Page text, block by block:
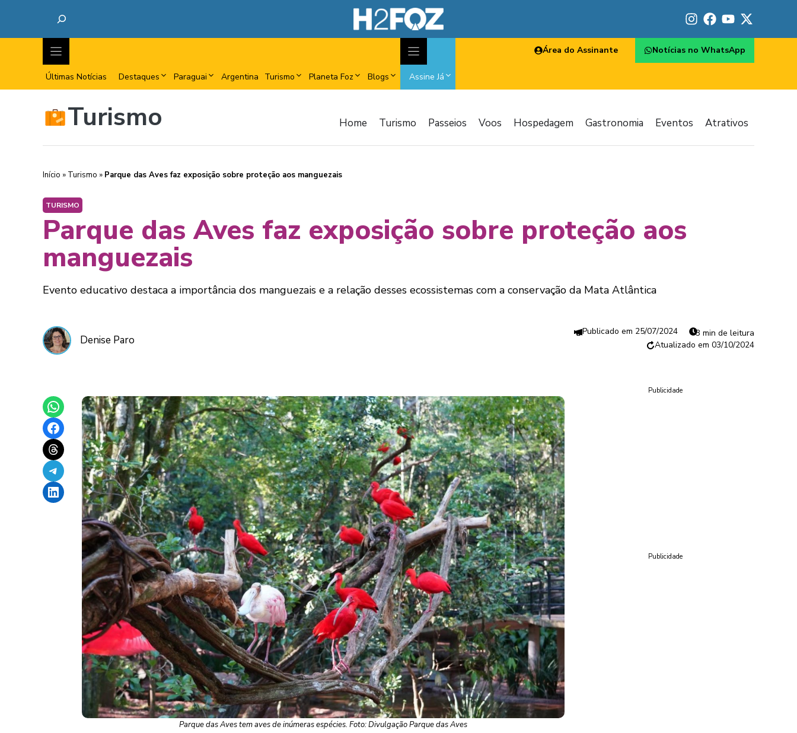
Últimas Notícias Destaques Paraguai Argentina Turismo Planeta Foz Blogs Assine Já
Área do Assinante Notícias no WhatsApp
Turismo Home Turismo Passeios Voos Hospedagem Gastronomia Eventos Atrativos
Início » Turismo » Parque das Aves faz exposição sobre proteção aos manguezais
TURISMO
Parque das Aves faz exposição sobre proteção aos
manguezais
Evento educativo destaca a importância dos manguezais e a relação desses ecossistemas com a conservação da Mata Atlântica
Denise Paro
25/07/2024
3 min de leitura
03/10/2024
Share on WhatsApp
Share on Facebook
Share on Threads
Share on Telegram
Share on LinkedIn
Parque das Aves tem aves de inúmeras espécies. Foto: Divulgação Parque das Aves
Publicidade
Publicidade